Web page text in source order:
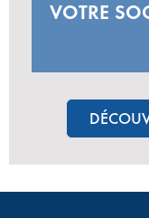
VOTRE